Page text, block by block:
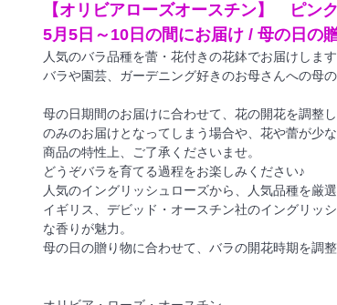
【オリビアローズオースチン】 ピ
5月5日～10日の間にお届け / 母の日の
人気のバラ品種を蕾・花付きの花鉢でお届けします
バラや園芸、ガーデニング好きのお母さんへの母
母の日期間のお届けに合わせて、花の開花を調整
のみのお届けとなってしまう場合や、花や蕾が少
商品の特性上、ご了承くださいませ。
どうぞバラを育てる過程をお楽しみください♪
人気のイングリッシュローズから、人気品種を厳
イギリス、デビッド・オースチン社のイングリッ
な香りが魅力。
母の日の贈り物に合わせて、バラの開花時期を調